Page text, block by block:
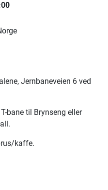
Jernbaneveien 6 ved
bane til Brynseng eller
kaffe.